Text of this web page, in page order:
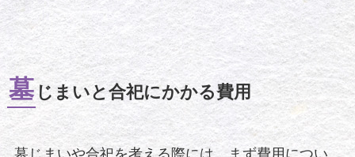
墓じまいと合祀にかかる費用